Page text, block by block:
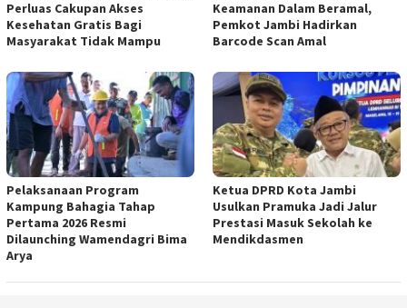
Perluas Cakupan Akses
Kesehatan Gratis Bagi
Masyarakat Tidak Mampu
Keamanan Dalam Beramal,
Pemkot Jambi Hadirkan
Barcode Scan Amal
Pelaksanaan Program
Kampung Bahagia Tahap
Pertama 2026 Resmi
Dilaunching Wamendagri Bima
Arya
Ketua DPRD Kota Jambi
Usulkan Pramuka Jadi Jalur
Prestasi Masuk Sekolah ke
Mendikdasmen